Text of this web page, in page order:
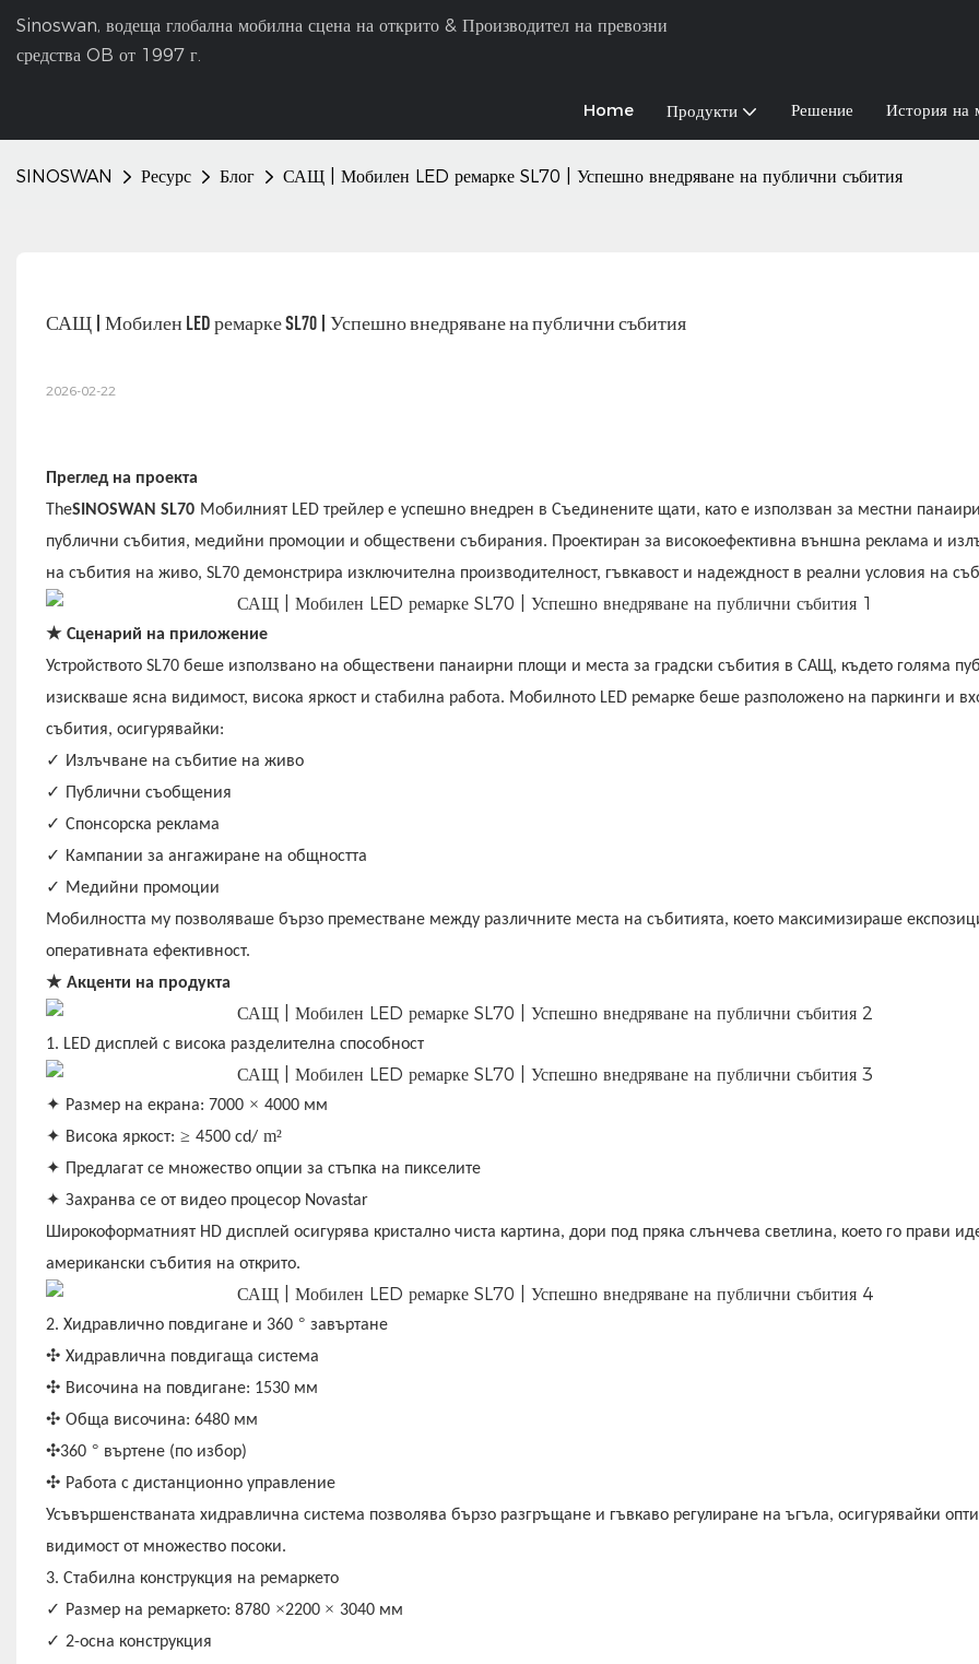
Sinoswan, водеща глобална мобилна сцена на открито & Производител на превозни
средства OB от 1997 г.
Home Продукти Решение История на
SINOSWAN Ресурс Блог САЩ | Мобилен LED ремарке SL70 | Успешно внедряване на публични събития
САЩ | Мобилен LED ремарке SL70 | Успешно внедряване на публични събития
2026-02-22
Преглед на проекта
TheSINOSWAN SL70 Мобилният LED трейлер е успешно внедрен в Съединените щати, като е използван за местни
публични събития, медийни промоции и обществени събирания. Проектиран за високоефективна външна реклама и
на събития на живо, SL70 демонстрира изключителна производителност, гъвкавост и надеждност в реални условия на
★ Сценарий на приложение
Устройството SL70 беше използвано на обществени панаирни площи и места за градски събития в САЩ, където голяма
изискваше ясна видимост, висока яркост и стабилна работа. Мобилното LED ремарке беше разположено на паркинги и
събития, осигурявайки:
✓ Излъчване на събитие на живо
✓ Публични съобщения
✓ Спонсорска реклама
✓ Кампании за ангажиране на общността
✓ Медийни промоции
Мобилността му позволяваше бързо преместване между различните места на събитията, което максимизираше
оперативната ефективност.
★ Акценти на продукта
1. LED дисплей с висока разделителна способност
✦ Размер на екрана: 7000 × 4000 мм
✦ Висока яркост: ≥ 4500 cd/ m²
✦
Предлагат се множество опции за стъпка на пикселите
✦ Захранва се от видео процесор Novastar
Широкоформатният HD дисплей осигурява кристално чиста картина, дори под пряка слънчева светлина, което го прави
американски събития на открито.
2. Хидравлично повдигане и 360 ° завъртане
✣ Хидравлична повдигаща система
✣ Височина на повдигане: 1530 мм
✣ Обща височина: 6480 мм
✣360 ° въртене (по избор)
✣ Работа с дистанционно управление
Усъвършенстваната хидравлична система позволява бързо разгръщане и гъвкаво регулиране на ъгъла, осигурявайки
видимост от множество посоки.
3. Стабилна конструкция на ремаркето
✓ Размер на ремаркето: 8780 ×2200 × 3040 мм
✓ 2-осна конструкция